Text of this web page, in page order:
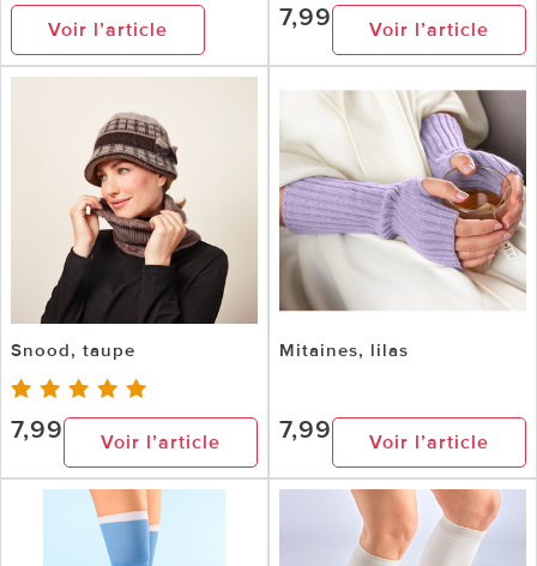
Voir l’article 7,99 Voir l’article
Snood, taupe
7,99 Voir l’article
Mitaines, lilas
7,99 Voir l’article